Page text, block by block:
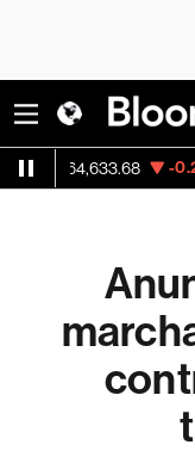
-0.24% ETH/